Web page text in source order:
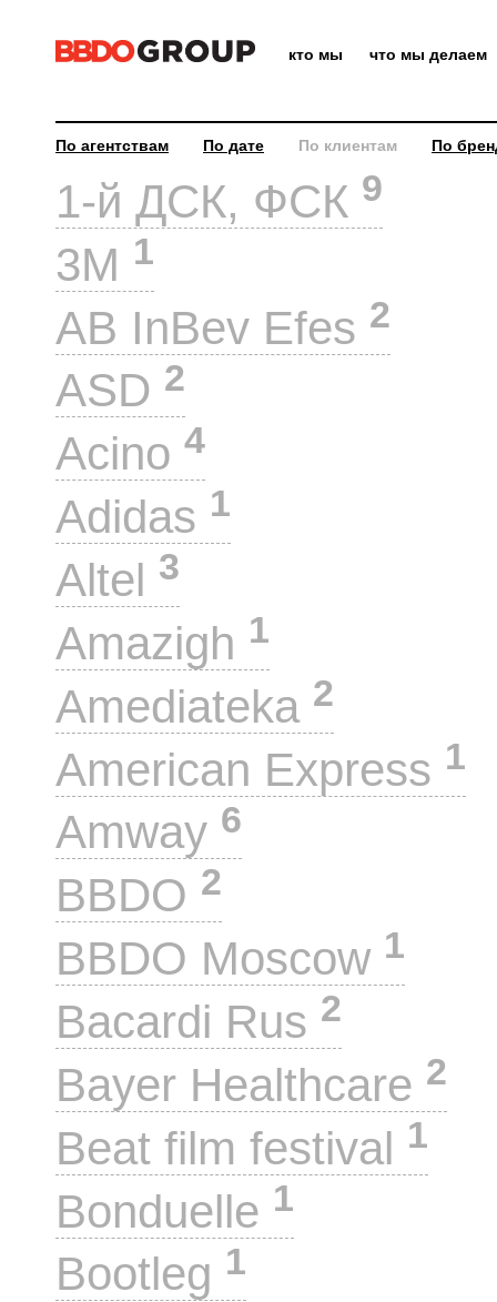
кто мы что мы делаем
По агентствам По дате По клиентам По
1-й ДСК, ФСК 9
3M 1
AB InBev Efes 2
ASD 2
Acino 4
Adidas 1
Altel 3
Amazigh 1
Amediateka 2
American Express 1
Amway 6
BBDO 2
BBDO Moscow 1
Bacardi Rus 2
Bayer Healthcare 2
Beat film festival 1
Bonduelle 1
Bootleg 1